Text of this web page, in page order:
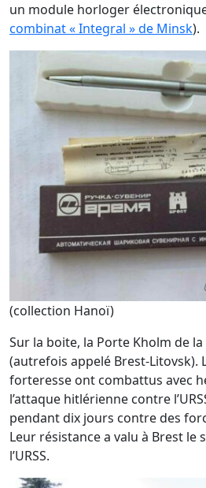
un module horloger
combinat « Integral » de Minsk).
(collection Hanoï)
Sur la boite, la Porte Kholm de
(autrefois appelé Brest-Litovsk).
forteresse ont combattus avec
l’attaque hitlérienne contre
pendant dix jours contre des
Leur résistance a valu à Brest le
l’URSS.